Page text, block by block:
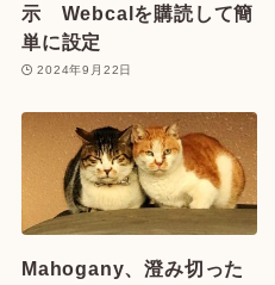
示 Webcalを購読して簡
単に設定
2024年9月22日
Mahogany、澄み切った